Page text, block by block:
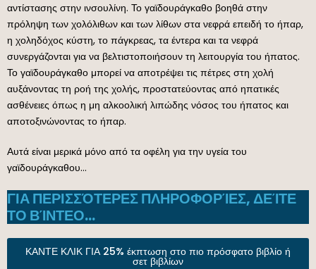
αντίστασης στην ινσουλίνη. Το γαϊδουράγκαθο βοηθά στην
πρόληψη των χολόλιθων και των λίθων στα νεφρά επειδή το ήπαρ,
η χοληδόχος κύστη, το πάγκρεας, τα έντερα και τα νεφρά
συνεργάζονται για να βελτιστοποιήσουν τη λειτουργία του ήπατος.
Το γαϊδουράγκαθο μπορεί να αποτρέψει τις πέτρες στη χολή
αυξάνοντας τη ροή της χολής, προστατεύοντας από ηπατικές
ασθένειες όπως η μη αλκοολική λιπώδης νόσος του ήπατος και
αποτοξινώνοντας το ήπαρ.
Αυτά είναι μερικά μόνο από τα οφέλη για την υγεία του
γαϊδουράγκαθου…
ΓΙΑ ΠΕΡΙΣΣΌΤΕΡΕΣ ΠΛΗΡΟΦΟΡΊΕΣ, ΔΕΊΤΕ
ΤΟ ΒΊΝΤΕΟ…
ΚΑΝΤΕ ΚΛΙΚ ΓΙΑ 25% έκπτωση στο πιο πρόσφατο βιβλίο ή
σετ βιβλίων